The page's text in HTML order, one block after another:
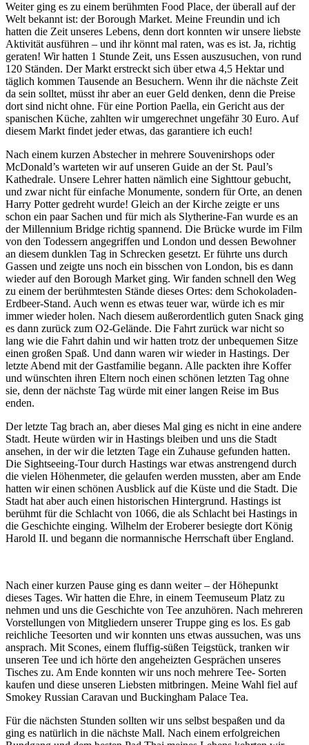
Weiter ging es zu einem berühmten Food Place, der überall auf der
Welt bekannt ist: der Borough Market. Meine Freundin und ich
hatten die Zeit unseres Lebens, denn dort konnten wir unsere liebste
Aktivität ausführen – und ihr könnt mal raten, was es ist. Ja, richtig
geraten! Wir hatten 1 Stunde Zeit, uns Essen auszusuchen, von rund
120 Ständen. Der Markt erstreckt sich über etwa 4,5 Hektar und
täglich kommen Tausende an Besuchern. Wenn ihr die nächste Zeit
da sein solltet, müsst ihr aber an euer Geld denken, denn die Preise
dort sind nicht ohne. Für eine Portion Paella, ein Gericht aus der
spanischen Küche, zahlten wir umgerechnet ungefähr 30 Euro. Auf
diesem Markt findet jeder etwas, das garantiere ich euch!
Nach einem kurzen Abstecher in mehrere Souvenirshops oder
McDonald’s warteten wir auf unseren Guide an der St. Paul’s
Kathedrale. Unsere Lehrer hatten nämlich eine Sighttour gebucht,
und zwar nicht für einfache Monumente, sondern für Orte, an denen
Harry Potter gedreht wurde! Gleich an der Kirche zeigte er uns
schon ein paar Sachen und für mich als Slytherine-Fan wurde es an
der Millennium Bridge richtig spannend. Die Brücke wurde im Film
von den Todessern angegriffen und London und dessen Bewohner
an diesem dunklen Tag in Schrecken gesetzt. Er führte uns durch
Gassen und zeigte uns noch ein bisschen von London, bis es dann
wieder auf den Borough Market ging. Wir fanden schnell den Weg
zu einem der berühmtesten Stände dieses Ortes: dem Schokoladen-
Erdbeer-Stand. Auch wenn es etwas teuer war, würde ich es mir
immer wieder holen. Nach diesem außerordentlich guten Snack ging
es dann zurück zum O2-Gelände. Die Fahrt zurück war nicht so
lang wie die Fahrt dahin und wir hatten trotz der unbequemen Sitze
einen großen Spaß. Und dann waren wir wieder in Hastings. Der
letzte Abend mit der Gastfamilie begann. Alle packten ihre Koffer
und wünschten ihren Eltern noch einen schönen letzten Tag ohne
sie, denn der nächste Tag würde mit einer langen Reise im Bus
enden.
Der letzte Tag brach an, aber dieses Mal ging es nicht in eine andere
Stadt. Heute würden wir in Hastings bleiben und uns die Stadt
ansehen, in der wir die letzten Tage ein Zuhause gefunden hatten.
Die Sightseeing-Tour durch Hastings war etwas anstrengend durch
die vielen Höhenmeter, die gelaufen werden mussten, aber am Ende
hatten wir einen schönen Ausblick auf die Küste und die Stadt. Die
Stadt hat aber auch einen historischen Hintergrund. Hastings ist
berühmt für die Schlacht von 1066, die als Schlacht bei Hastings in
die Geschichte einging. Wilhelm der Eroberer besiegte dort König
Harold II. und begann die normannische Herrschaft über England.
Nach einer kurzen Pause ging es dann weiter – der Höhepunkt
dieses Tages. Wir hatten die Ehre, in einem Teemuseum Platz zu
nehmen und uns die Geschichte von Tee anzuhören. Nach mehreren
Vorstellungen von Mitgliedern unserer Truppe ging es los. Es gab
reichliche Teesorten und wir konnten uns etwas aussuchen, was uns
ansprach. Mit Scones, einem fluffig-süßen Teigstück, tranken wir
unseren Tee und ich hörte den angeheizten Gesprächen unseres
Tisches zu. Am Ende konnten wir uns noch mehrere Tee- Sorten
kaufen und diese unseren Liebsten mitbringen. Meine Wahl fiel auf
Smokey Russian Caravan und Buckingham Palace Tea.
Für die nächsten Stunden sollten wir uns selbst bespaßen und da
ging es natürlich in die nächste Mall. Nach einem erfolgreichen